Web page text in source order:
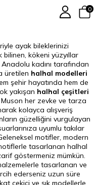
0
ayak bileklerinizi
bilinen, kökeni yüzyıllar
kadını tarafından
üretilen halhal modelleri
şehir hayatında hem de
yakışan halhal çeşitleri
her zevke ve tarza
kolayca alışveriş
güzelliğini vurgulayan
uyumlu takılar
motifler, modern
tasarlanan halhal
göstermeniz mümkün.
tasarlanan ve
ederseniz uzun süre
çekici ve şık modellerle